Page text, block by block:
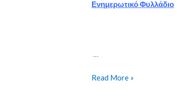
Ενημερωτικό Φυλλάδιο
…
Read More »